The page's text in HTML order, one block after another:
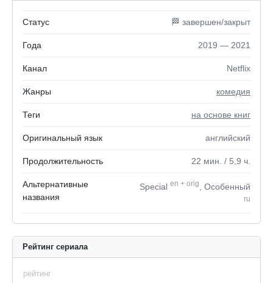
Статус 🏁 завершен/закрыт
Года 2019 — 2021
Канал Netflix
Жанры комедия
Теги на основе книг
Оригинальный язык английский
Продолжительность 22 мин. / 5,9 ч.
Альтернативные
названия
Special en + orig , Особенный
ru
Рейтинг сериала
рейтинг